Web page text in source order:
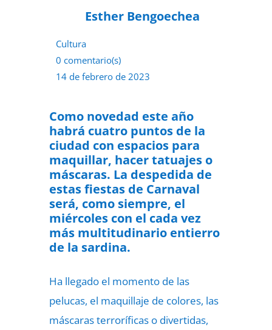
Esther Bengoechea
Cultura
0 comentario(s)
14 de febrero de 2023
Como novedad este año
habrá cuatro puntos de la
ciudad con espacios para
maquillar, hacer tatuajes o
máscaras. La despedida de
estas fiestas de Carnaval
será, como siempre, el
miércoles con el cada vez
más multitudinario entierro
de la sardina.
Ha llegado el momento de las
pelucas, el maquillaje de colores, las
máscaras terroríficas o divertidas,